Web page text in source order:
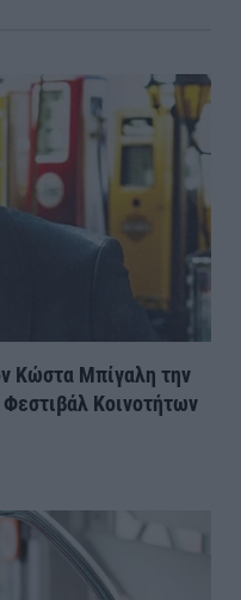
Κώστα Μπίγαλη την
Κοινοτήτων